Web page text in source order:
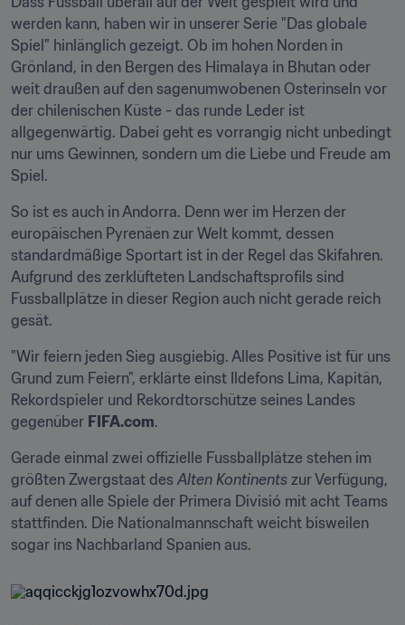
werden kann, haben wir in unserer Serie "Das globale
Spiel" hinlänglich gezeigt. Ob im hohen Norden in
Grönland, in den Bergen des Himalaya in Bhutan oder
weit draußen auf den sagenumwobenen Osterinseln vor
der chilenischen Küste - das runde Leder ist
allgegenwärtig. Dabei geht es vorrangig nicht unbedingt
nur ums Gewinnen, sondern um die Liebe und Freude am
Spiel.
So ist es auch in Andorra. Denn wer im Herzen der
europäischen Pyrenäen zur Welt kommt, dessen
standardmäßige Sportart ist in der Regel das Skifahren.
Aufgrund des zerklüfteten Landschaftsprofils sind
Fussballplätze in dieser Region auch nicht gerade reich
gesät.
"Wir feiern jeden Sieg ausgiebig. Alles Positive ist für uns
Grund zum Feiern", erklärte einst Ildefons Lima, Kapitän,
Rekordspieler und Rekordtorschütze seines Landes
gegenüber FIFA.com.
Gerade einmal zwei offizielle Fussballplätze stehen im
größten Zwergstaat des Alten Kontinents zur Verfügung,
auf denen alle Spiele der Primera Divisió mit acht Teams
stattfinden. Die Nationalmannschaft weicht bisweilen
sogar ins Nachbarland Spanien aus.